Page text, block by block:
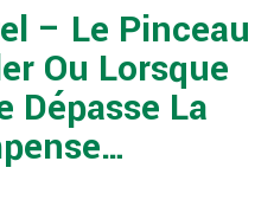
– Le Pinceau
Ou Lorsque
Dépasse La